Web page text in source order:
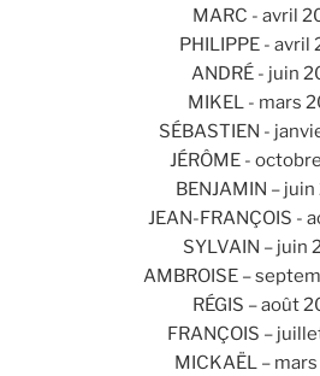
MARC - avril
PHILIPPE - avril
ANDRÉ - juin
MIKEL - mars
SÉBASTIEN -
JÉRÔME -
BENJAMIN –
JEAN-FRANÇOIS -
SYLVAIN – juin
AMBROISE –
RÉGIS – août
FRANÇOIS –
MICKAËL –